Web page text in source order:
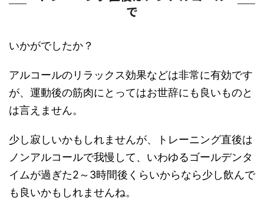
で
いかがでしたか？
アルコールのリラックス効果などは非常に有効です
が、運動後の筋肉にとってはお世辞にも良いものと
は言えません。
少し寂しいかもしれませんが、トレーニング直後は
ノンアルコールで我慢して、いわゆるゴールデンタ
イムが過ぎた2～3時間後くらいからなら少し飲んで
も良いかもしれませんね。